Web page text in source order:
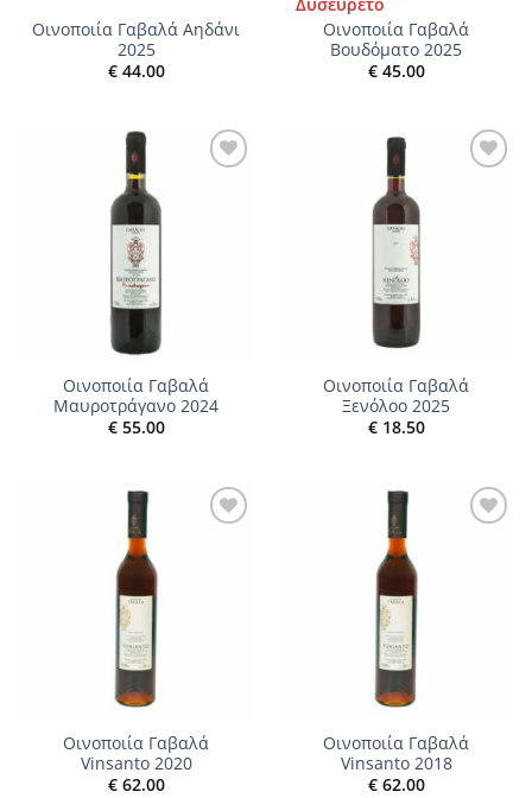
Οινοποιία Γαβαλά Αηδάνι
2025
€44.00
Οινοποιία Γαβαλά
Βουδόματο 2025
€45.00
Οινοποιία Γαβαλά
Μαυροτράγανο 2024
€55.00
Οινοποιία Γαβαλά
Ξενόλοο 2025
€18.50
Οινοποιία Γαβαλά
Vinsanto 2020
€62.00
Οινοποιία Γαβαλά
Vinsanto 2018
€62.00